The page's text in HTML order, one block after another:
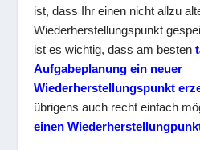
ist, dass Ihr einen nicht allzu
Wiederherstellungspunkt
ist es wichtig, dass am besten
Aufgabeplanung ein neuer
Wiederherstellungspunkt
übrigens auch recht einfach
einen